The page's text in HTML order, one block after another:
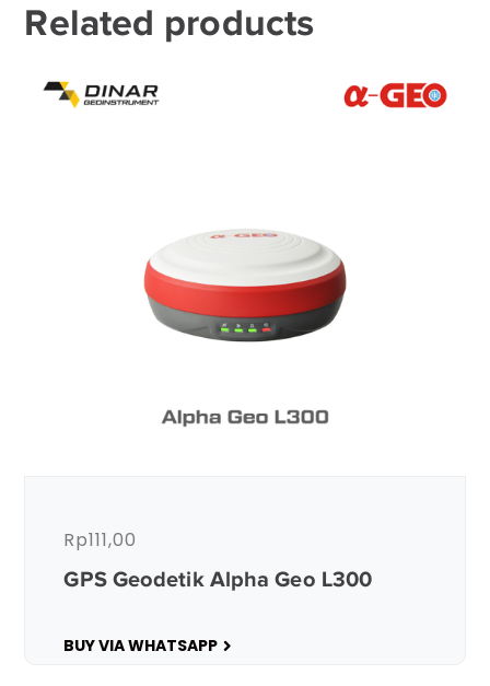
Related products
GPS Geodetik Alpha Geo L300
Rp111,00
BUY VIA WHATSAPP